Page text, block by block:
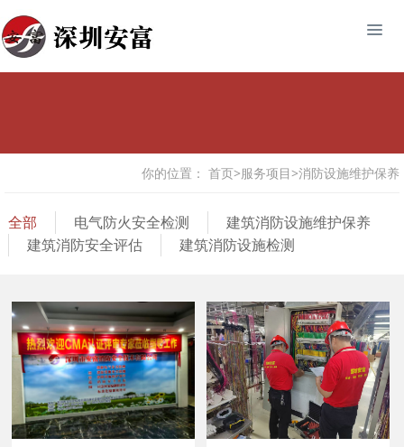
你的位置： 首页>服务项目>消防设施维护保养
全部 电气防火安全检测
建筑消防设施维护保养
建筑消防安全评估
建筑消防设施检测